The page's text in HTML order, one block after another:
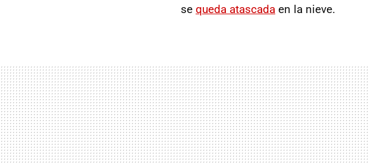
se queda atascada en la nieve.